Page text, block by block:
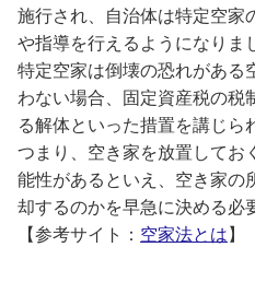
施行され、自治体は特定空家
や指導を行えるようになりま
特定空家は倒壊の恐れがある
わない場合、固定資産税の税
る解体といった措置を講じら
つまり、空き家を放置してお
能性があるといえ、空き家の
却するのかを早急に決める必
【参考サイト： 空家法とは】